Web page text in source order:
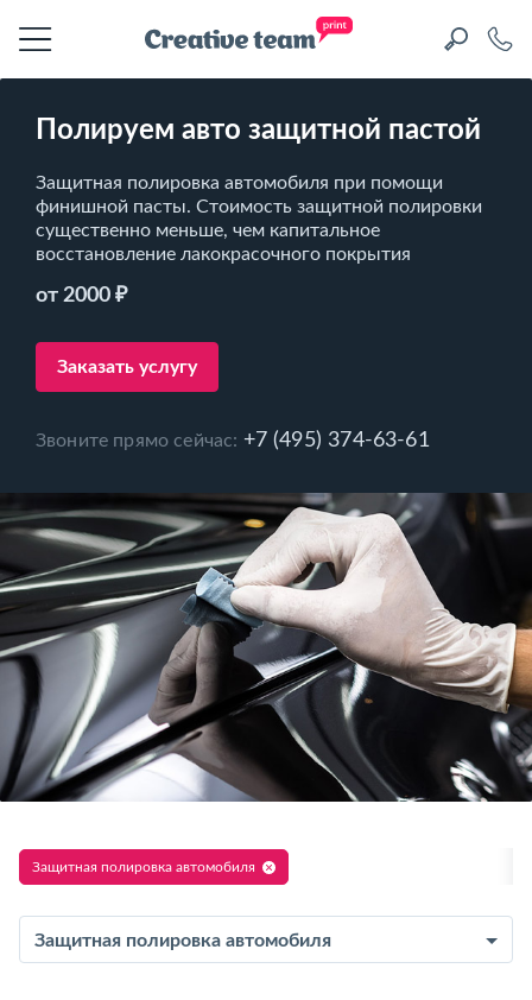
Полируем авто защитной пастой
Защитная полировка автомобиля при помощи
финишной пасты. Стоимость защитной полировки
существенно меньше, чем капитальное
восстановление лакокрасочного покрытия
от 2000 ₽
Заказать услугу
Звоните прямо сейчас: +7 (495) 374-63-61
Защитная полировка автомобиля
Защитная полировка автомобиля